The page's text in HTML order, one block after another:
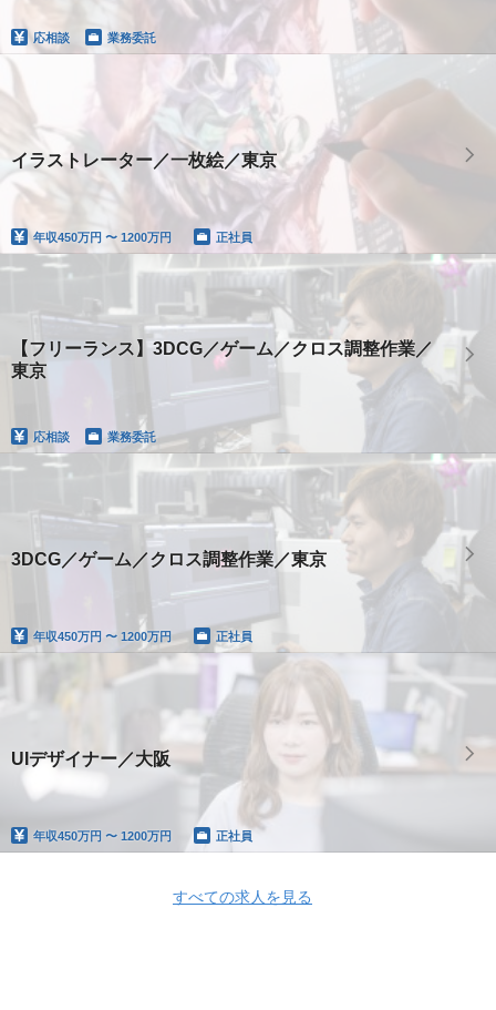
応相談 業務委託
イラストレーター／一枚絵／東京
年収450万円 〜 1200万円 正社員
【フリーランス】3DCG／ゲーム／クロス調整作業／
東京
応相談 業務委託
3DCG／ゲーム／クロス調整作業／東京
年収450万円 〜 1200万円 正社員
UIデザイナー／大阪
年収450万円 〜 1200万円 正社員
すべての求人を見る